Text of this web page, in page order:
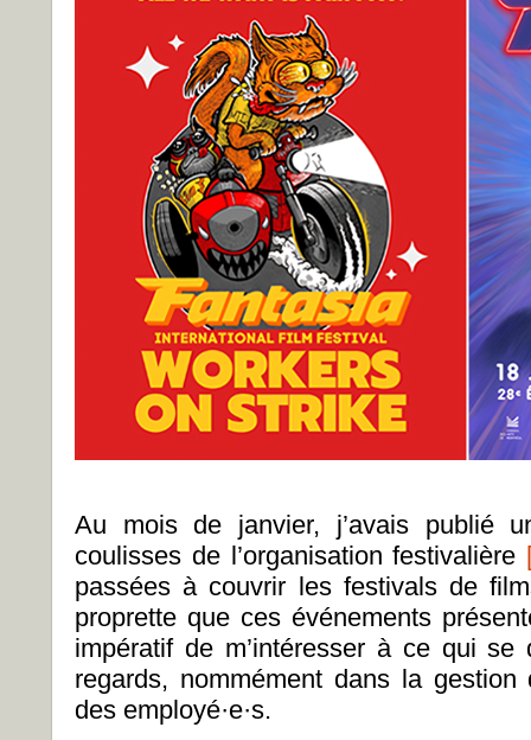
Au mois de janvier, j’avais publié
coulisses de l’organisation festivalière
passées à couvrir les festivals de
proprette que ces événements
impératif de m’intéresser à ce qui se
regards, nommément dans la
des employé·e·s.